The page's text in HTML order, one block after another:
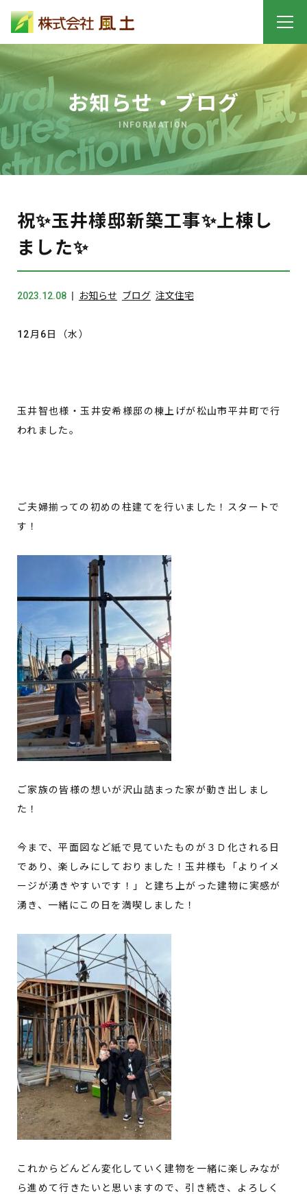
お知らせ・ブログ
INFORMATION
祝✨玉井様邸新築工事✨上棟し
ました✨
2023.12.08 お知らせ ブログ 注文住宅
12月6日（水）
玉井智也様・玉井安希様邸の棟上げが松山市平井町で行
われました。
ご夫婦揃っての初めの柱建てを行いました！スタートで
す！
ご家族の皆様の想いが沢山詰まった家が動き出しまし
た！
今まで、平面図など紙で見ていたものが３Ｄ化される日
であり、楽しみにしておりました！玉井様も「よりイメ
ージが湧きやすいです！」と建ち上がった建物に実感が
湧き、一緒にこの日を満喫しました！
これからどんどん変化していく建物を一緒に楽しみなが
ら進めて行きたいと思いますので、引き続き、よろしく